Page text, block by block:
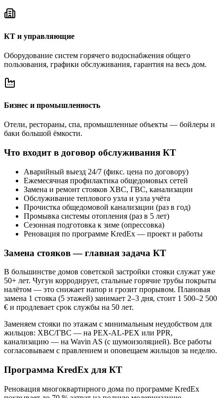
КТ и управляющие
Оборудование систем горячего водоснабжения общего
пользования, графики обслуживания, гарантия на весь дом.
Бизнес и промышленность
Отели, рестораны, спа, промышленные объекты — бойлеры и
баки большой ёмкости.
Что входит в договор обслуживания КТ
Аварийный выезд 24/7 (фикс. цена по договору)
Ежемесячная профилактика общедомовых сетей
Замена и ремонт стояков ХВС, ГВС, канализации
Обслуживание теплового узла и узла учёта
Прочистка общедомовой канализации (раз в год)
Промывка системы отопления (раз в 5 лет)
Сезонная подготовка к зиме (опрессовка)
Реновация по программе KredEx — проект и работы
Замена стояков — главная задача КТ
В большинстве домов советской застройки стояки служат уже
50+ лет. Чугун корродирует, стальные горячие трубы покрыты
налётом — это снижает напор и грозит прорывом. Плановая
замена 1 стояка (5 этажей) занимает 2–3 дня, стоит 1 500–2 500
€ и продлевает срок службы на 50 лет.
Заменяем стояки по этажам с минимальным неудобством для
жильцов: ХВС/ГВС — на PEX-AL-PEX или PPR,
канализацию — на Wavin AS (с шумоизоляцией). Все работы
согласовываем с правлением и оповещаем жильцов за неделю.
Программа KredEx для КТ
Реновация многоквартирного дома по программе KredEx